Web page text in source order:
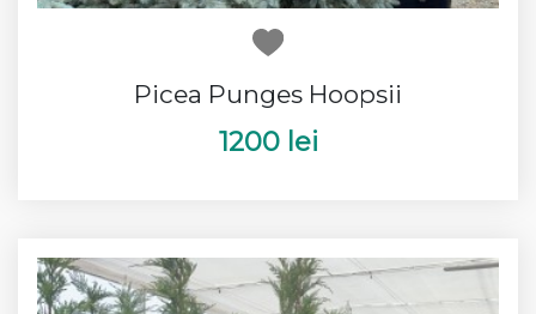
Picea Punges Hoopsii
1200 lei